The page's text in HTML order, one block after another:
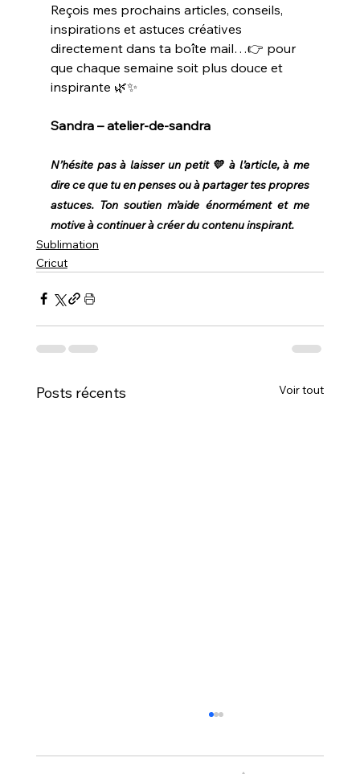
Reçois mes prochains articles, conseils,
inspirations et astuces créatives
directement dans ta boîte mail…👉 pour
que chaque semaine soit plus douce et
inspirante 🌿✨
Sandra – atelier-de-sandra
N’hésite pas à laisser un petit 💛 à l’article, à me
dire ce que tu en penses ou à partager tes propres
astuces. Ton soutien m’aide énormément et me
motive à continuer à créer du contenu inspirant.
Sublimation
Cricut
Posts récents Voir tout